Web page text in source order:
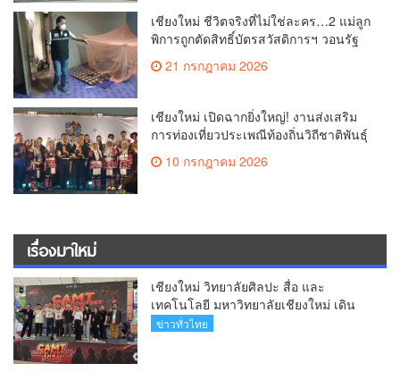
เชียงใหม่ ชีวิตจริงที่ไม่ใช่ละคร…2 แม่ลูก
พิการถูกตัดสิทธิ์บัตรสวัสดิการฯ วอนรัฐ
21 กรกฎาคม 2026
เชียงใหม่ เปิดฉากยิ่งใหญ่! งานส่งเสริม
การท่องเที่ยวประเพณีท้องถิ่นวิถีชาติพันธุ์
10 กรกฎาคม 2026
เรื่องมาใหม่
เชียงใหม่ วิทยาลัยศิลปะ สื่อ และ
เทคโนโลยี มหาวิทยาลัยเชียงใหม่ เดิน
หน้าสร้างแรงบันดาลใจจัดกิจกรรม
ข่าวทั่วไทย